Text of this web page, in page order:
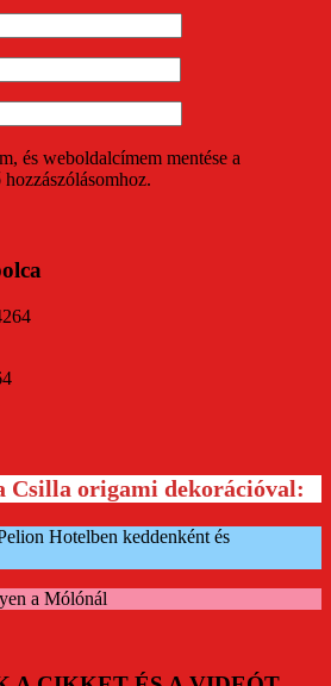
és weboldalcímem mentése a
origami dekorációval:
Hotelben keddenként és
a Mólónál